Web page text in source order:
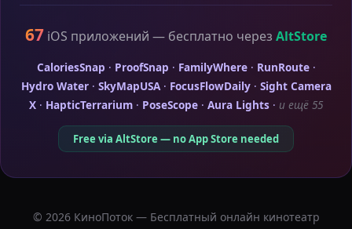
67 iOS приложений — бесплатно через AltStore
CaloriesSnap · ProofSnap · FamilyWhere· RunRoute·
Hydro Water· SkyMapUSA· FocusFlowDaily· Sight Camera
X · HapticTerrarium · PoseScope · Aura Lights · и ещё 55
Free via AltStore — no App Store needed
© 2026 КиноПоток — Бесплатный онлайн кинотеатр